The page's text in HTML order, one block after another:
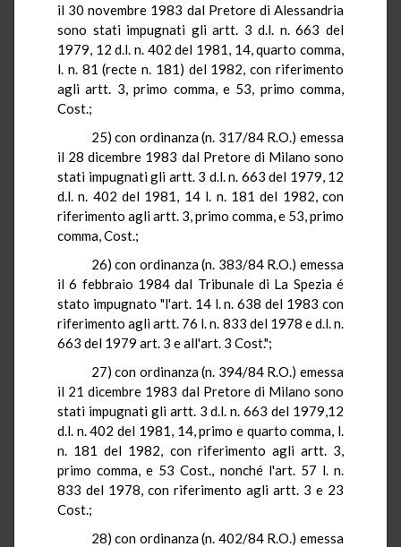
il 30 novembre 1983 dal Pretore diAlessandria
sono stati impugnati gli artt. 3 d.l. n. 663 del
1979, 12 d.l. n. 402 del 1981, 14, quarto comma,
l. n. 81 (recte n. 181) del 1982, con riferimento
agli artt. 3, primo comma, e 53, primo comma,
Cost.;
25) con ordinanza (n. 317/84 R.O.) emessa
il 28 dicembre 1983 dal Pretore di Milano sono
stati impugnati gli artt. 3 d.l. n. 663 del 1979, 12
d.l. n. 402 del 1981, 14 l. n. 181 del 1982, con
riferimento agli artt. 3, primo comma, e 53, primo
comma, Cost.;
26) con ordinanza (n. 383/84 R.O.) emessa
il 6 febbraio 1984 dal Tribunale di La Speziaé
stato impugnato "l'art. 14 l. n. 638 del 1983 con
riferimento agli artt. 76 l. n. 833 del 1978 e d.l. n.
663 del 1979 art. 3 e all'art. 3 Cost.";
27) con ordinanza (n. 394/84 R.O.) emessa
il 21 dicembre 1983 dal Pretore di Milano sono
stati impugnati gli artt. 3 d.l. n. 663 del 1979,12
d.l. n.402 del 1981, 14, primo e quarto comma, l.
n. 181 del 1982, con riferimento agli artt. 3,
primo comma, e 53 Cost., nonché l'art. 57 l. n.
833 del 1978, con riferimento agli artt. 3 e 23
Cost.;
28) con ordinanza (n. 402/84 R.O.) emessa